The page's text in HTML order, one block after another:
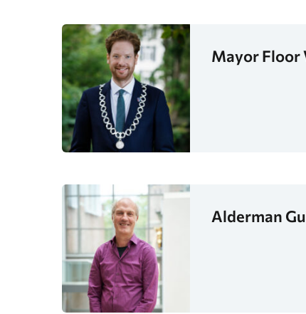
Mayor Floor
Alderman